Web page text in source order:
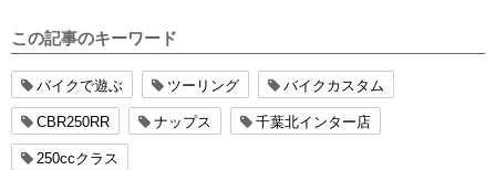
この記事のキーワード
バイクで遊ぶ ツーリング バイクカスタム
CBR250RR ナップス 千葉北インター店
250ccクラス